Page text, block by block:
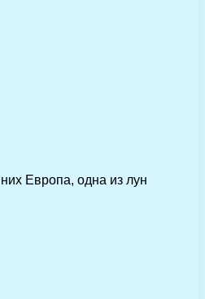
Европа, одна из лун